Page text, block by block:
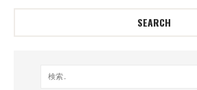
SEARCH